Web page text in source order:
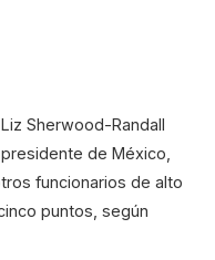
Sherwood-Randall
de México,
funcionarios de alto
puntos, según